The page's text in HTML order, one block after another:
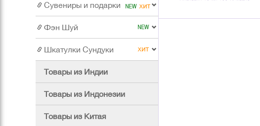
Сувениры и подарки
Фэн Шуй
Шкатулки Сундуки
Товары из Индии
Товары из Индонезии
Товары из Китая